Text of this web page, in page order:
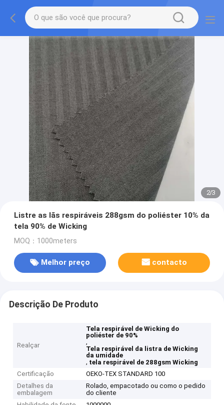
2/3
Listre as lãs respiráveis 288gsm do poliéster 10% da
tela 90% de Wicking
MOQ：1000meters
Melhor preço contacto
Descrição De Produto
Realçar
Tela respirável de Wicking do
poliéster de 90%
,
Tela respirável da listra de Wicking
da umidade
, tela respirável de 288gsm Wicking
Certificação
OEKO-TEX STANDARD 100
Detalhes da
embalagem
Rolado, empacotado ou como o pedido
do cliente